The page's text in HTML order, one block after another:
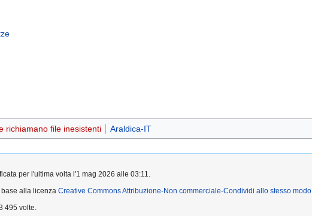
richiamano file inesistenti Araldica-IT
per l'ultima volta l'1 mag 2026 alle 03:11.
alla licenza Creative Commons Attribuzione-Non commerciale-Condividi allo stesso modo
495 volte.